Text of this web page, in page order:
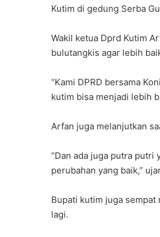
Kutim di gedung Serba
Wakil ketua Dprd Kutim
bulutangkis agar lebih
“Kami DPRD bersama
kutim bisa menjadi lebih
Arfan juga melanjutkan
“Dan ada juga putra
perubahan yang baik,”
Bupati kutim juga
lagi.